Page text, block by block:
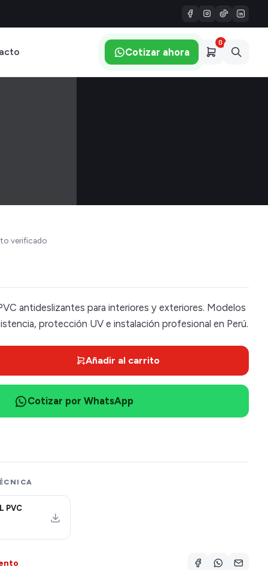
Cotizar ahora
0
verificado
antideslizantes para interiores y exteriores. Modelos
protección UV e instalación profesional en Perú.
Añadir al carrito
Cotizar por WhatsApp
PVC